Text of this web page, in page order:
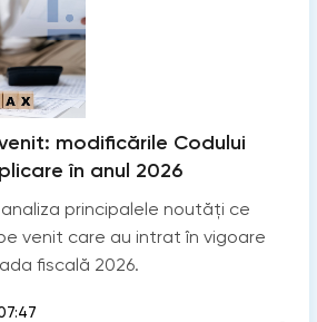
modificările Codului
în anul 2026
principalele noutăți ce
venit care au intrat în vigoare
fiscală 2026.